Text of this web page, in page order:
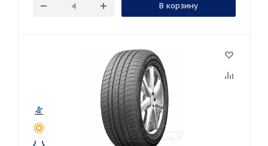
В корзину